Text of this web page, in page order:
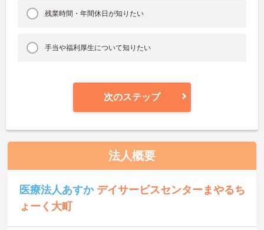
残業時間・年間休日が知りたい
手当や福利厚生について知りたい
次のステップ
法人概要
医療法人あすか デイサービスセンターまやるち
ょーく大町